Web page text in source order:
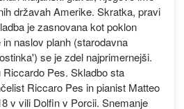
državah Amerike. Skratka, pravi
je zasnovana kot poklon
naslov planh (starodavna
se je zdel najprimernejši.
Pes. Skladbo sta
Riccaro Pes in pianist Matteo
v vili Dolfin v Porcii. Snemanje